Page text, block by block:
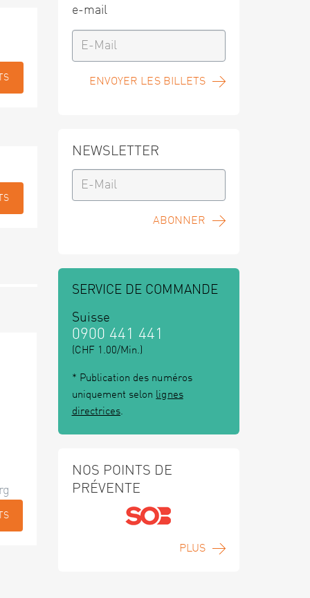
e-mail
ENVOYER LES BILLETS
NEWSLETTER
ABONNER
SERVICE DE COMMANDE
Suisse
0900 441 441
(CHF 1.00/Min.)
* Publication des numéros
uniquement selon lignes
directrices.
NOS POINTS DE
PRÉVENTE
PLUS